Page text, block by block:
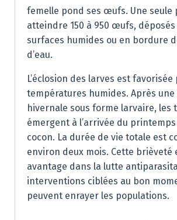
femelle pond ses œufs. Une seule
atteindre 150 à 950 œufs, déposés
surfaces humides ou en bordure
d’eau.
L’éclosion des larves est favorisée
températures humides. Après
hivernale sous forme larvaire, les
émergent à l’arrivée du
cocon. La durée de vie totale est
environ deux mois. Cette brièveté
avantage dans la lutte
interventions ciblées au bon
peuvent enrayer les populations.